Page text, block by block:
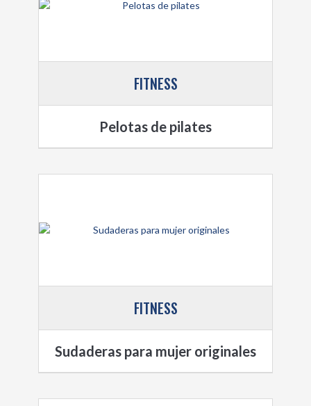
FITNESS
Pelotas de pilates
FITNESS
Sudaderas para mujer originales